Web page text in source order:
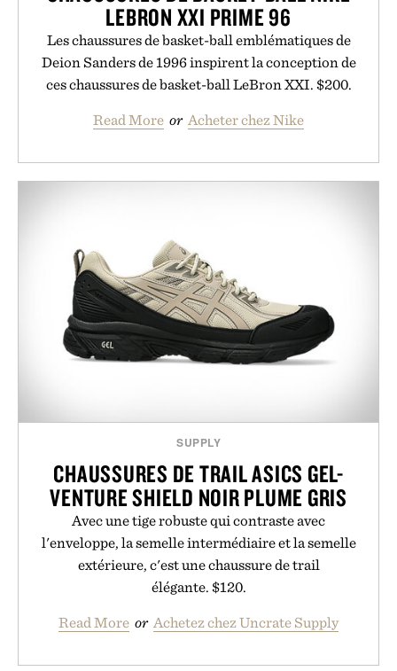
LEBRON XXI PRIME 96
Les chaussures de basket-ball emblématiques de
Deion Sanders de 1996 inspirent la conception de
ces chaussures de basket-ball LeBron XXI. $200.
Read More or Acheter chez Nike
SUPPLY
CHAUSSURES DE TRAIL ASICS GEL-
VENTURE SHIELD NOIR PLUME GRIS
Avec une tige robuste qui contraste avec
l'enveloppe, la semelle intermédiaire et la semelle
extérieure, c'est une chaussure de trail
élégante. $120.
Read More or Achetez chez Uncrate Supply